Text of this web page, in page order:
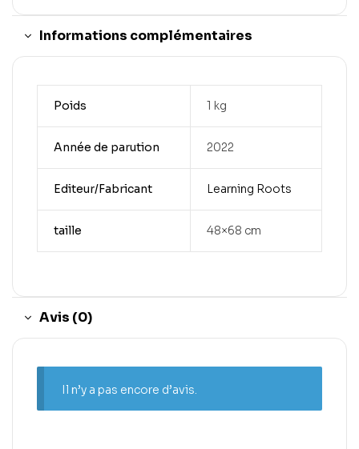
Informations complémentaires
Poids 1 kg
Année de parution 2022
Editeur/Fabricant Learning Roots
taille 48×68 cm
Avis (0)
Il n’y a pas encore d’avis.